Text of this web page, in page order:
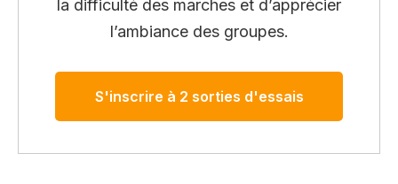
la difficulté des marches et d’apprécier
l’ambiance des groupes.
S'inscrire à 2 sorties d'essais